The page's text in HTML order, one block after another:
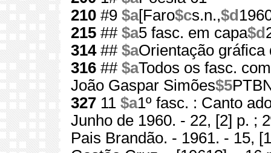
210 #9 $a[Faro$cs.n.,$d
215 ## $a5 fasc. em capa$d
314## $aOrientação gráfica
316 ## $aTodos os fasc.
João Gaspar Simões$5
327 11 $a1º fasc. : Canto
Junho de 1960. - 22, [2] p. ;
Pais Brandão. - 1961. - 15,